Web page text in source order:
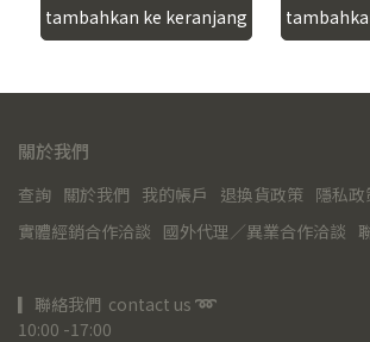
tambahkan ke keranjang
關於我們
查詢 關於我們 我的帳戶 退換貨政策 隱私政
實體經銷合作洽談 國外代理／異業合作洽談
▎聯絡我們  contact us ➿
10:00 -17:00